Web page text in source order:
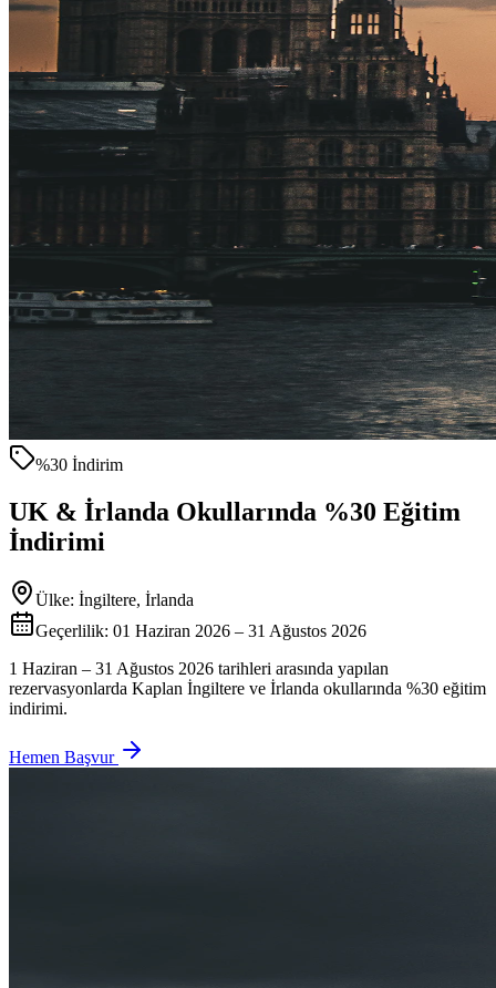
%30 İndirim
UK & İrlanda Okullarında %30 Eğitim
İndirimi
Ülke: İngiltere, İrlanda
Geçerlilik: 01 Haziran 2026 – 31 Ağustos 2026
1 Haziran – 31 Ağustos 2026 tarihleri arasında yapılan
rezervasyonlarda Kaplan İngiltere ve İrlanda okullarında %30 eğitim
indirimi.
Hemen Başvur